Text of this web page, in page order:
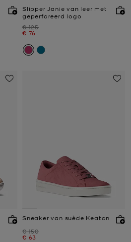
Slipper Janie van leer met
geperforeerd logo
Was
€ 125
Nu
€ 76
Sneaker van suède Keaton
Was
€ 150
Nu
€ 63